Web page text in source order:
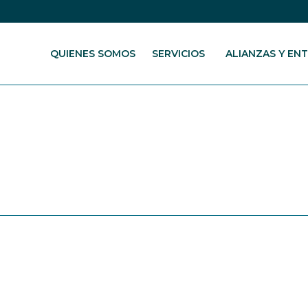
QUIENES SOMOS SERVICIOS ALIANZAS Y